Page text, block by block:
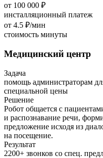
от 100 000 ₽
инсталляционный платеж
от 4.5 ₽/мин
стоимость минуты
Медицинский центр
Задача
помощь администраторам
специальной цены
Решение
Робот общается с
и распознавание речи,
предложение исходя из
на посещение.
Результат
2200+ звонков со спец.